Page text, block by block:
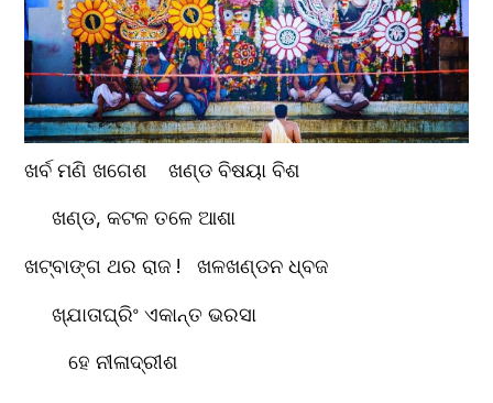
ଖର୍ବ ମଣି ଖଗେଶ    ଖଣ୍ଡ ବିଷୟା ବିଶ
ଖଣ୍ଡ, କଟଳ ତଳେ ଆଶା
ଖଟ୍ବାଙ୍ଗ ଥର ରାଜ !   ଖଳଖଣ୍ଡନ ଧ୍ବଜ
ଖ୍ଯାତାଘ୍ରିଂ ଏକାନ୍ତ ଭରସା
ହେ ନୀଳାଦ୍ରୀଶ